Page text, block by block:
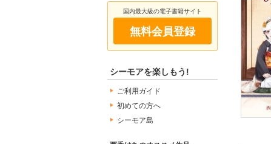
国内最大級の電子書籍サイト
無料会員登録
シーモアを楽しもう!
ご利用ガイド
初めての方へ
シーモア島